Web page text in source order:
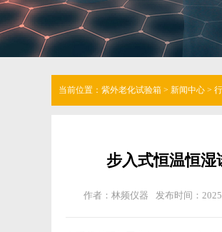
当前位置： 紫外老化试验箱 > 新闻中心 >
步入式恒温恒湿
作者：林频仪器 发布时间：